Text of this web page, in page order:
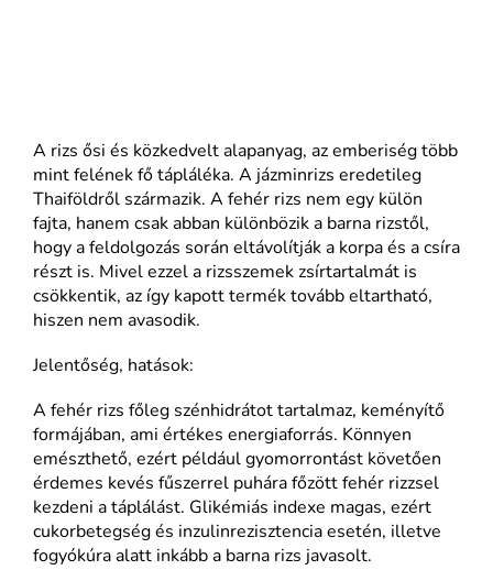
A rizs ősi és közkedvelt alapanyag, az emberiség több
mint felének fő tápláléka. A jázminrizs eredetileg
Thaiföldről származik. A fehér rizs nem egy külön
fajta, hanem csak abban különbözik a barna rizstől,
hogy a feldolgozás során eltávolítják a korpa és a csíra
részt is. Mivel ezzel a rizsszemek zsírtartalmát is
csökkentik, az így kapott termék tovább eltartható,
hiszen nem avasodik.
Jelentőség, hatások:
A fehér rizs főleg szénhidrátot tartalmaz, keményítő
formájában, ami értékes energiaforrás. Könnyen
emészthető, ezért például gyomorrontást követően
érdemes kevés fűszerrel puhára főzött fehér rizzsel
kezdeni a táplálást. Glikémiás indexe magas, ezért
cukorbetegség és inzulinrezisztencia esetén, illetve
fogyókúra alatt inkább a barna rizs javasolt.